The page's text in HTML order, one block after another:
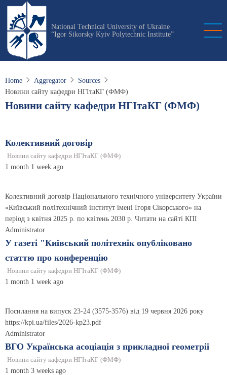
Skip
main
content
National Technical University of Ukraine
“Igor Sikorsky Kyiv Polytechnic Institute”
Home Aggregator
Sources
Новини сайту кафедри НГІтаКГ (ФМФ)
Новини сайту кафедри НГІтаКГ (ФМФ)
Колективний договiр
Новини сайту кафедри НГІтаКГ (ФМФ)
1 month 1 week ago
Колективний договiр Національного технічного університету України
«Київський політехнічний інститут імені Ігоря Сікорського» на
період з квітня 2025 р. по квітень 2030 р. Читати на сайті КПІ
Administrator
У газеті "Київський політехнік опубліковано
статтю про конференцію
Новини сайту кафедри НГІтаКГ (ФМФ)
1 month 1 week ago
Посилання на випуск 23-24 (3575-3576) від 19 червня 2026 року
https://kpi.ua/files/2026-kp23.pdf
Administrator
ВГО Українська асоціація з прикладної геометрії
Новини сайту кафедри НГІтаКГ (ФМФ)
1 month 3 weeks ago